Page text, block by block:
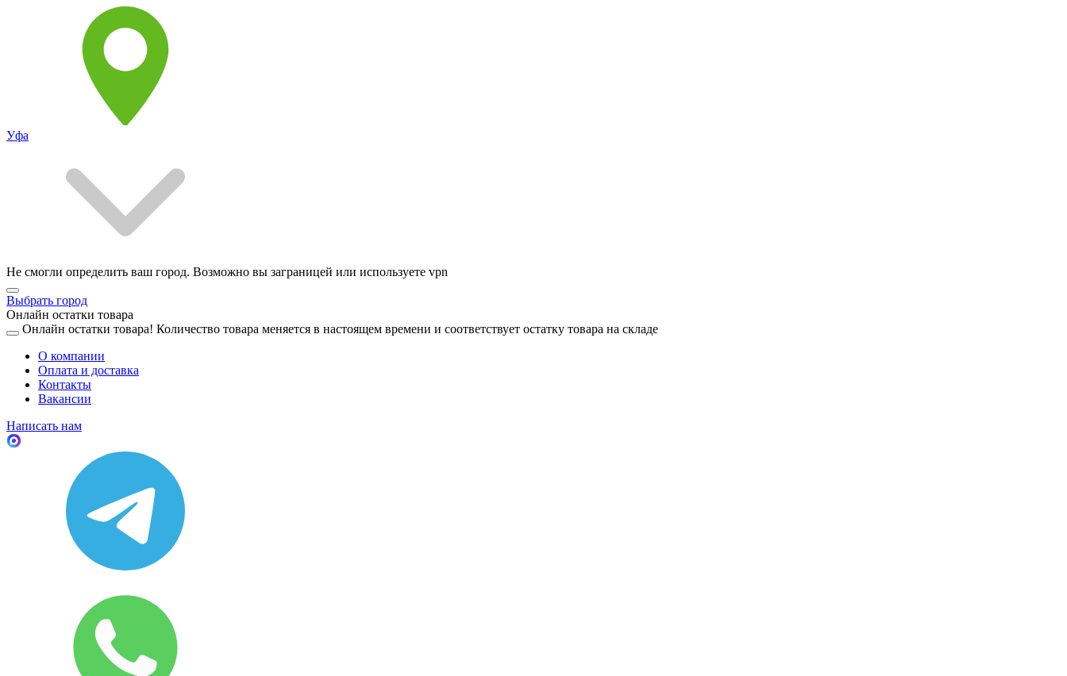
Уфа
Не смогли определить ваш город. Возможно вы заграницей или используете vpn
Выбрать город
Онлайн остатки товара
Онлайн остатки товара! Количество товара меняется в настоящем времени и соответствует остатку товара на складе
О компании
Оплата и доставка
Контакты
Вакансии
Написать нам